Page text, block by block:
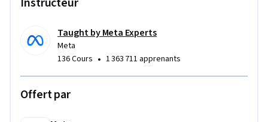
Taught by Meta Experts
Meta
136 Cours • 1 363 711 apprenants
Offert par